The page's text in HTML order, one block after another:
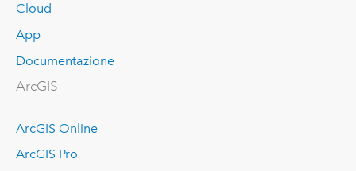
Cloud
App
Documentazione
ArcGIS
ArcGIS Online
ArcGIS Pro